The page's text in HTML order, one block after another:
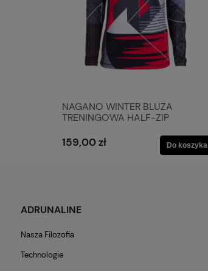
NAGANO WINTER BLUZA
TRENINGOWA HALF-ZIP
159,00 zł Do koszyka
ADRUNALINE
Nasza Filozofia
Technologie